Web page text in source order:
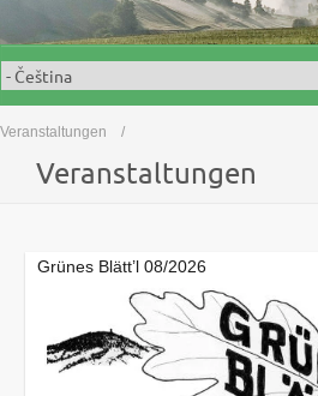
e
n
Veranstaltungen
Veranstaltungen
Grünes Blätt’l 08/2026